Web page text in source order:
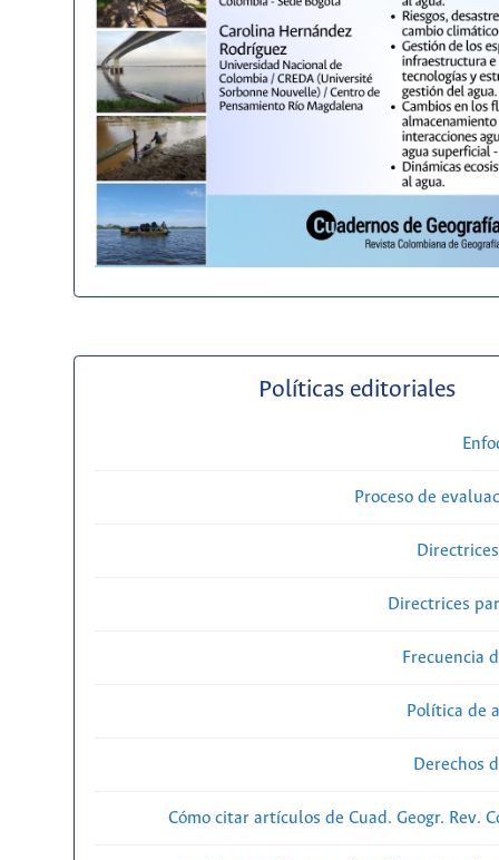
Políticas editoriales
Proceso de
Directrices
Frecuencia
Política de
Derechos
Cómo citar artículos de Cuad. Geogr. Rev.